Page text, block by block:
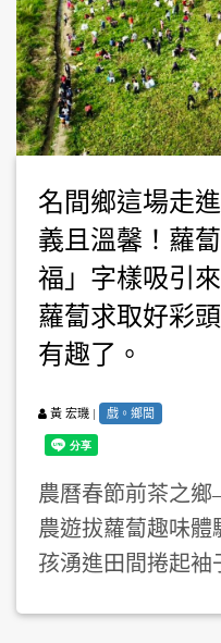
名間鄉這場走
義且溫馨！蘿
福」字樣吸引
蘿蔔求取好彩
有趣了。
黃 宏璣 | 戲。鄉閭
農曆春節前茶之
農遊拔蘿蔔趣味
孩湧進田間捲起